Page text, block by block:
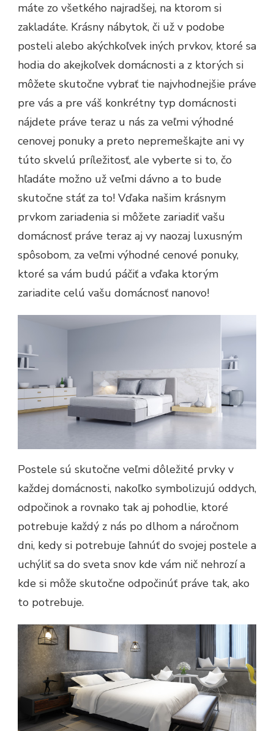
máte zo všetkého najradšej, na ktorom si
zakladáte. Krásny nábytok, či už v podobe
posteli alebo akýchkoľvek iných prvkov, ktoré sa
hodia do akejkoľvek domácnosti a z ktorých si
môžete skutočne vybrať tie najvhodnejšie práve
pre vás a pre váš konkrétny typ domácnosti
nájdete práve teraz u nás za veľmi výhodné
cenovej ponuky a preto nepremeškajte ani vy
túto skvelú príležitosť, ale vyberte si to, čo
hľadáte možno už veľmi dávno a to bude
skutočne stáť za to! Vďaka našim krásnym
prvkom zariadenia si môžete zariadiť vašu
domácnosť práve teraz aj vy naozaj luxusným
spôsobom, za veľmi výhodné cenové ponuky,
ktoré sa vám budú páčiť a vďaka ktorým
zariadite celú vašu domácnosť nanovo!
Postele sú skutočne veľmi dôležité prvky v
každej domácnosti, nakoľko symbolizujú oddych,
odpočinok a rovnako tak aj pohodlie, ktoré
potrebuje každý z nás po dlhom a náročnom
dni, kedy si potrebuje ľahnúť do svojej postele a
uchýliť sa do sveta snov kde vám nič nehrozí a
kde si môže skutočne odpočinúť práve tak, ako
to potrebuje.